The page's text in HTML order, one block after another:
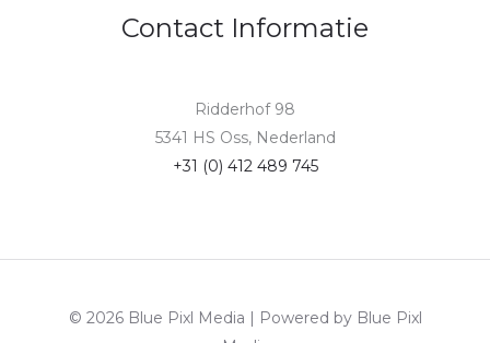
Contact Informatie
Ridderhof 98
5341 HS Oss, Nederland
+31 (0) 412 489 745
© 2026 Blue Pixl Media | Powered by Blue Pixl